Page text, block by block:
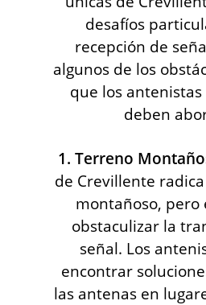
desafíos
recepción de
algunos de los
que los
deben
1. Terreno
de Crevillente
montañoso, pero
obstaculizar la
señal. Los
encontrar
las antenas en